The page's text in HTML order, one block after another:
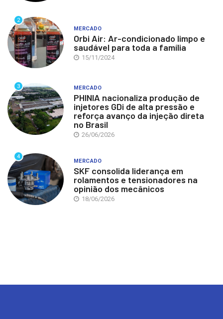
2
MERCADO
Orbi Air: Ar-condicionado limpo e
saudável para toda a família
15/11/2024
3 MERCADO
PHINIA nacionaliza produção de
injetores GDi de alta pressão e
reforça avanço da injeção direta
no Brasil
26/06/2026
4
MERCADO
SKF consolida liderança em
rolamentos e tensionadores na
opinião dos mecânicos
18/06/2026